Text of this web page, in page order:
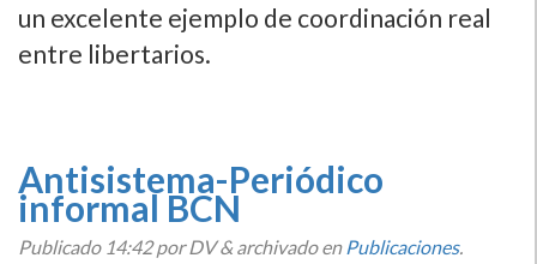
un excelente ejemplo de coordinación real
entre libertarios.
Antisistema-Periódico
informal BCN
Publicado 14:42por DV&archivado en Publicaciones.